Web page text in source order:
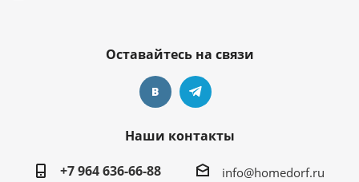
Оставайтесь на связи
Наши контакты
+7 964 636-66-88
info@homedorf.ru